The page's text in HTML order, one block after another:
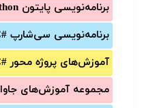
برنامه‌نویسی پایتون Python
برنامه‌‌نویسی سی‌شارپ C#‎
آموزش‌های پروژه محور #C
مجموعه آموزش‌های جاوا Java